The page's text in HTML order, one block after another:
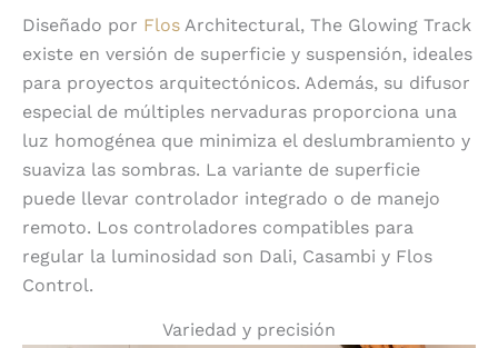
Diseñado por Flos Architectural, The Glowing Track
existe en versión de superficie y suspensión, ideales
para proyectos arquitectónicos. Además, su difusor
especial de múltiples nervaduras proporciona una
luz homogénea que minimiza el deslumbramiento y
suaviza las sombras. La variante de superficie
puede llevar controlador integrado o de manejo
remoto. Los controladores compatibles para
regular la luminosidad son Dali, Casambi y Flos
Control.
Variedad y precisión